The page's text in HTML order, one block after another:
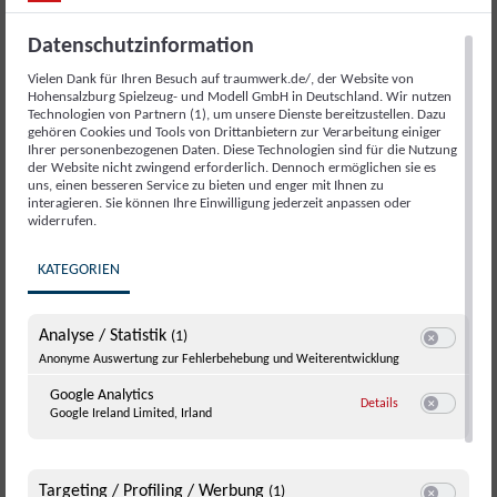
geteilt
Partner &
Kombiangebote
Traumtag in Anger und Mattsee
Datenschutzinformation
Vielen Dank für Ihren Besuch auf traumwerk.de/, der Website von
Hohensalzburg Spielzeug- und Modell GmbH in Deutschland. Wir nutzen
Technologien von Partnern (1), um unsere Dienste bereitzustellen. Dazu
gehören Cookies und Tools von Drittanbietern zur Verarbeitung einiger
Ihrer personenbezogenen Daten. Diese Technologien sind für die Nutzung
der Website nicht zwingend erforderlich. Dennoch ermöglichen sie es
uns, einen besseren Service zu bieten und enger mit Ihnen zu
interagieren. Sie können Ihre Einwilligung jederzeit anpassen oder
widerrufen.
KATEGORIEN
Analyse / Statistik (1)
Anonyme Auswertung zur Fehlerbehebung und Weiterentwicklung
Google Analytics
Google Ireland Limited, Irland
Details zu Google
Targeting / Profiling / Werbung (1)